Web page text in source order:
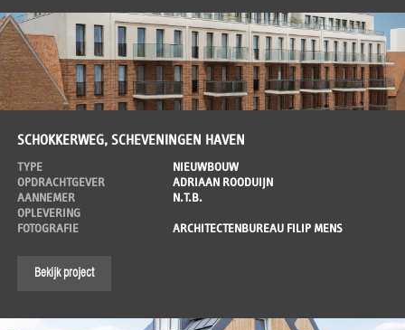
SCHOKKERWEG, SCHEVENINGEN HAVEN
TYPE
NIEUWBOUW
OPDRACHTGEVER
ADRIAAN ROODUIJN
AANNEMER
N.T.B.
OPLEVERING
FOTOGRAFIE
ARCHITECTENBUREAU FILIP MENS
Bekijk project